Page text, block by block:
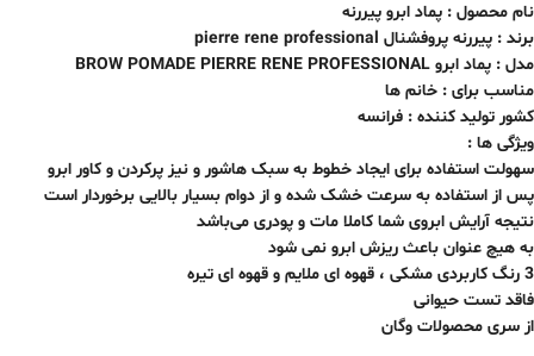
نام محصول : پماد ابرو پیررنه
برند : پیررنه پروفشنال pierre rene professional
مدل : پماد ابرو BROW POMADE PIERRE RENE PROFESSIONAL
مناسب برای : خانم ها
کشور تولید کننده : فرانسه
ویژگی ها :
سهولت استفاده برای ایجاد خطوط به سبک هاشور و نیز پرکردن و کاور ابرو
پس از استفاده به سرعت خشک شده و از دوام بسیار بالایی برخوردار است
نتیجه آرایش ابروی شما کاملا مات و پودری می‌باشد
به هیچ عنوان باعث ریزش ابرو نمی شود
3 رنگ کاربردی مشکی ، قهوه ای ملایم و قهوه ای تیره
فاقد تست حیوانی
از سری محصولات وگان